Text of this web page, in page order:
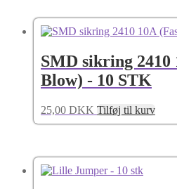
SMD sikring 2410
Blow) - 10 STK
25,00 DKK Tilføj til kurv